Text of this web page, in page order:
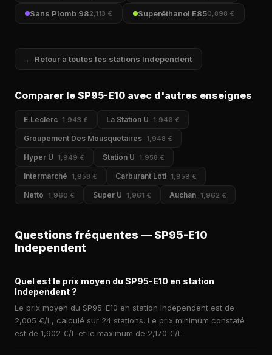
Sans Plomb 982,113 € Superéthanol E850,898 €
← Retour à toutes les stations Independent
Comparer le SP95-E10 avec d'autres enseignes
E.Leclerc 1,943 € La Station U 1,946 €
Groupement Des Mousquetaires 1,948 €
Hyper U 1,949 € Station U 1,958 €
Intermarché 1,958 € Carburant Loti 1,959 €
Netto 1,960 € Super U 1,961 € Auchan 1,962 €
Questions fréquentes — SP95-E10
Independent
Quel est le prix moyen du SP95-E10 en station
Independent ?
Le prix moyen du SP95-E10 en station Independent est de
2,005 €/L, calculé sur 24 stations. Le prix minimum constaté
est de 1,902 €/L et le maximum de 2,170 €/L.